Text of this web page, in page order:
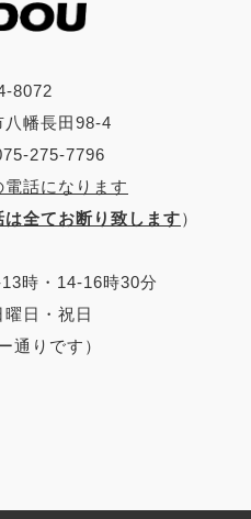
8072
八幡長田98-4
275-7796
話になります
全てお断り致します）
時・14-16時30分
日・祝日
通りです）